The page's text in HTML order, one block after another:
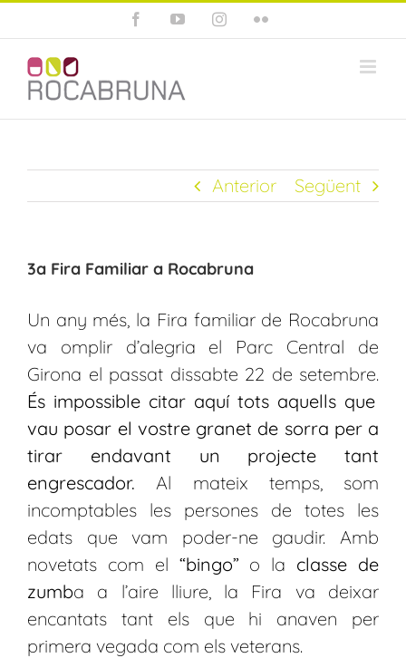
to
content
FacebookYouTubeInstagramFlickr
Anterior Següent
3a Fira Familiar a Rocabruna
Un any més, la Fira familiar de Rocabruna
va omplir d’alegria el Parc Central de
Girona el passat dissabte 22 de setembre.
És impossible citar aquí tots aquells que
vau posar el vostre granet de sorra per a
tirar endavant un projecte tant
engrescador. Al mateix temps, som
incomptables les persones de totes les
edats que vam poder-ne gaudir. Amb
novetats com el “bingo” o la classe de
zumba a l’aire lliure, la Fira va deixar
encantats tant els que hi anaven per
primera vegada com els veterans.